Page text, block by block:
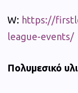
W: https://
league-events/
Πολυμεσικό